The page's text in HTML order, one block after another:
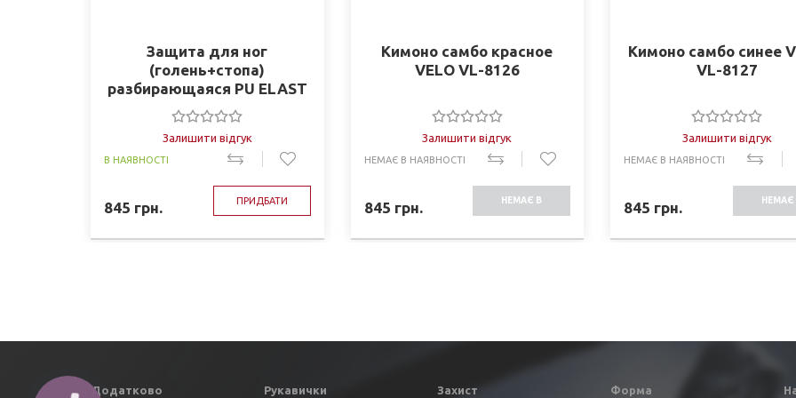
Защита для ног
(голень+стопа)
разбирающаяся PU ELAST
BO-3958-R (р-р S-XL,
красный)
Залишити відгук
В НАЯВНОСТІ
845 грн. ПРИДБАТИ
Кимоно самбо красное
VELO VL-8126
Залишити відгук
НЕМАЄ В НАЯВНОСТІ
845 грн. НЕМАЄ В
Кимоно самбо синее
VL-8127
Залишити відгук
НЕМАЄ В НАЯВНОСТІ
845 грн. НЕМАЄ
Додатково Рукавички Захист Форма